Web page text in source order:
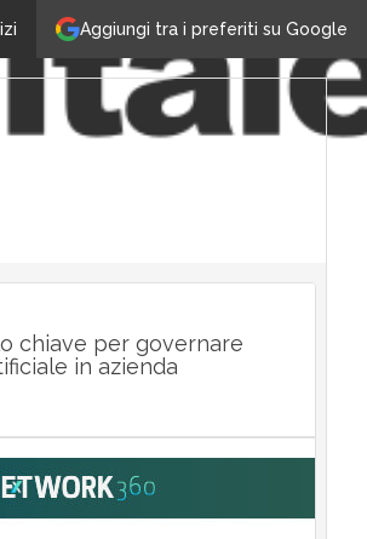
Aggiungi tra i preferiti su Google
chiave per governare
in azienda